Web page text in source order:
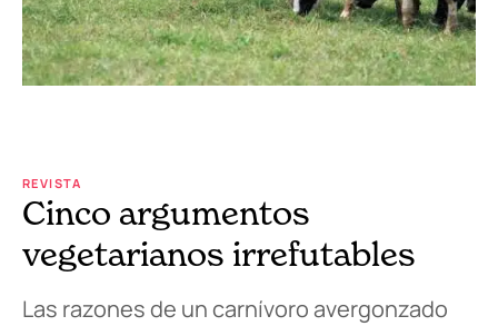
REVISTA
Cinco argumentos
vegetarianos irrefutables
Las razones de un carnívoro avergonzado